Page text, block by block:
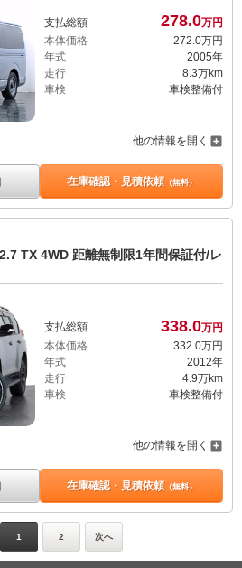
支払総額 278.0万円
本体価格
272.0万円
年式
2005年
走行
8.3万km
車検
車検整備付
他の情報を開く
在庫確認・見積依頼（無料）
TX 4WD 距離無制限1年間保証付/レ
支払総額 338.0万円
本体価格
332. 0万円
年式
2012年
走行
4.9万km
車検
車検整備付
他の情報を開く
在庫確認・見積依頼（無料）
1 2 次へ